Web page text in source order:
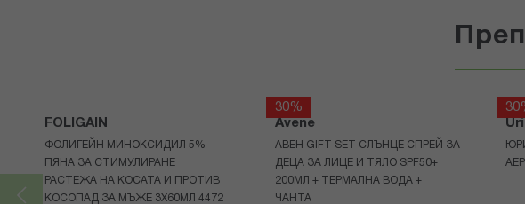
FOLIGAIN
ФОЛИГЕЙН МИНОКСИДИЛ 5%
ПЯНА ЗА СТИМУЛИРАНЕ
РАСТЕЖА НА КОСАТА И ПРОТИВ
КОСОПАД ЗА МЪЖЕ 3X60МЛ 4472
30%
Avene
АВЕН GIFT SET СЛЪНЦЕ СПРЕЙ ЗА
ДЕЦА ЗА ЛИЦЕ И ТЯЛО SPF50+
200МЛ + ТЕРМАЛНА ВОДА +
ЧАНТА